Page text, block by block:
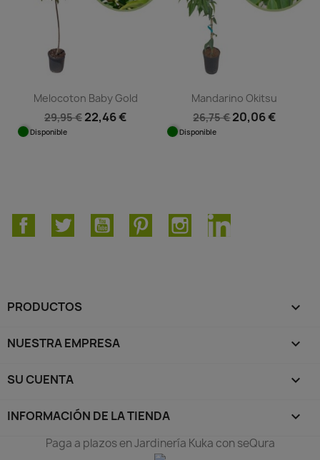
Melocoton Baby Gold
29,95 € 22,46 €
Disponible
Mandarino Okitsu
26,75 €20,06 €
Disponible
FacebookTwitter YouTube PinterestInstagramLinkedIn
PRODUCTOS 
NUESTRA EMPRESA 
SU CUENTA 
INFORMACIÓN DE LA TIENDA keyboard_arrow_down
Paga a plazos en Jardinería Kuka con seQura